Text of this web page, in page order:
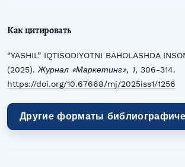
Как цитировать
“YASHIL” IQTISODIYOTNI BAHOLASHDA
(2025).Журнал «Маркетинг», 1, 306-314.
https://doi.org/10.67668/mj/2025iss1/1256
Другие форматы